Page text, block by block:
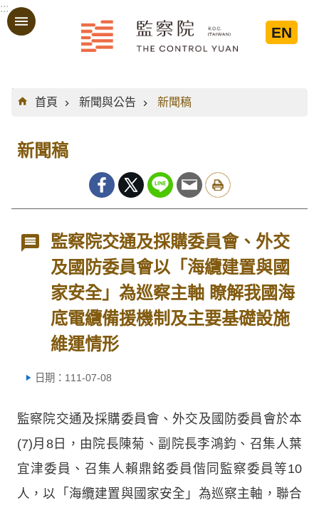
跳到主要內容區塊
:::
EN
:::
首頁
新聞與公告 新聞稿
新聞稿
監察院交通及採購委員會、外交
及國防委員會以「海纜建置與國
家安全」為巡察主軸 瞭解我國海
底電纜備援機制及主要基礎設施
維運情形
日期：111-07-08
監察院交通及採購委員會、外交及國防委員會於本
(7)月8日，由院長陳菊、副院長李鴻鈞、召集人葉
宜津委員、召集人賴鼎銘委員偕同監察委員等10
人，以「海纜建置與國家安全」為巡察主軸，聯合